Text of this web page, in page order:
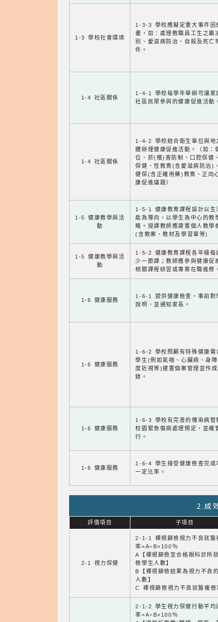
1-3 學校社會環境
1-3-3 學校應擬定重大事件因
畫，如：處理教職員工生之霸
別、愛滋病防治、自殺及死亡
件。
1-4 社區關係
1-4-1 學校每學年舉辦可讓家
社區民眾參與的健康促進活動
1-4 社區關係
1-4-2 學校結合衛生單位與地
體辦理健康促進活動。（如：
位、菸(檳)害防制、口腔保健
保健、性教育(含愛滋病防治)
健保(含正確用藥)教育、正向
康促進議題）
1-5 健康教學與活
動
1-5-1 健康教育課程設計以生
能為導向，以學生為中心的教
略。授課教師應建置個人教學
(含教案、教材及學習單等)
1-5 健康教學與活
動
1-5-2 健康教育課程各年級每
少一節課；教師應參與健康促
相關課程研習或專業在職進修
1-6 健康服務
1-6-1 提供健康檢查，事前對
說明，並通知家長。
1-6 健康服務
1-6-2 學校照顧有特殊健康需
學生(例如氣喘、心臟病、身
度近視等)建置個案管理並作
錄。
1-6 健康服務
1-6-3 學校有完善的傳染病管
校園緊急傷病處理規定，並確
行。
1-6 健康服務
1-6-4 學生接受健康檢查完成
一定比率。
2.成
評價項目 子項目
2-1 視力保健
2-1-1 裸視篩檢視力不良就醫
率=A÷B×100％
A【裸視篩檢至合格眼科診所
檢學生人數】
B【裸視篩檢結果為視力不良
人數】
C 裸視篩檢視力不良就醫複檢
2-1-2 學生視力保健行動平均
率=A÷B×100％